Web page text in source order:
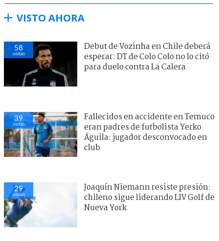
VISTO AHORA
58
visitas
Debut de Vozinha en Chile deberá
esperar: DT de Colo Colo no lo citó
para duelo contra La Calera
39
visitas
Fallecidos en accidente en Temuco
eran padres de futbolista Yerko
Águila: jugador desconvocado en
club
29
visitas
Joaquín Niemann resiste presión:
chileno sigue liderando LIV Golf de
Nueva York